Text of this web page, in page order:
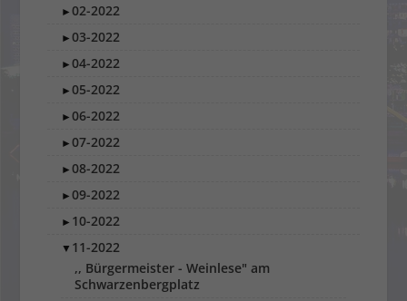
►02-2022
►03-2022
►04-2022
►05-2022
►06-2022
►07-2022
►08-2022
►09-2022
► 10-2022
▼ 11-2022
,, Bürgermeister - Weinlese" am
Schwarzenbergplatz